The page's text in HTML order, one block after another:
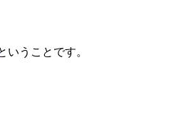
いうことです。